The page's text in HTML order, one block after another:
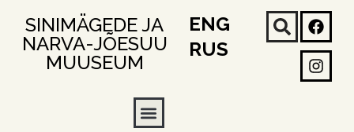
SINIMÄGEDE JA
NARVA-JÕESUU
MUUSEUM
ENG
RUS